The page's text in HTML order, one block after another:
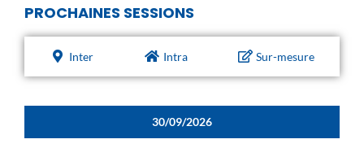
PROCHAINES SESSIONS
Inter Intra Sur-mesure
30/09/2026